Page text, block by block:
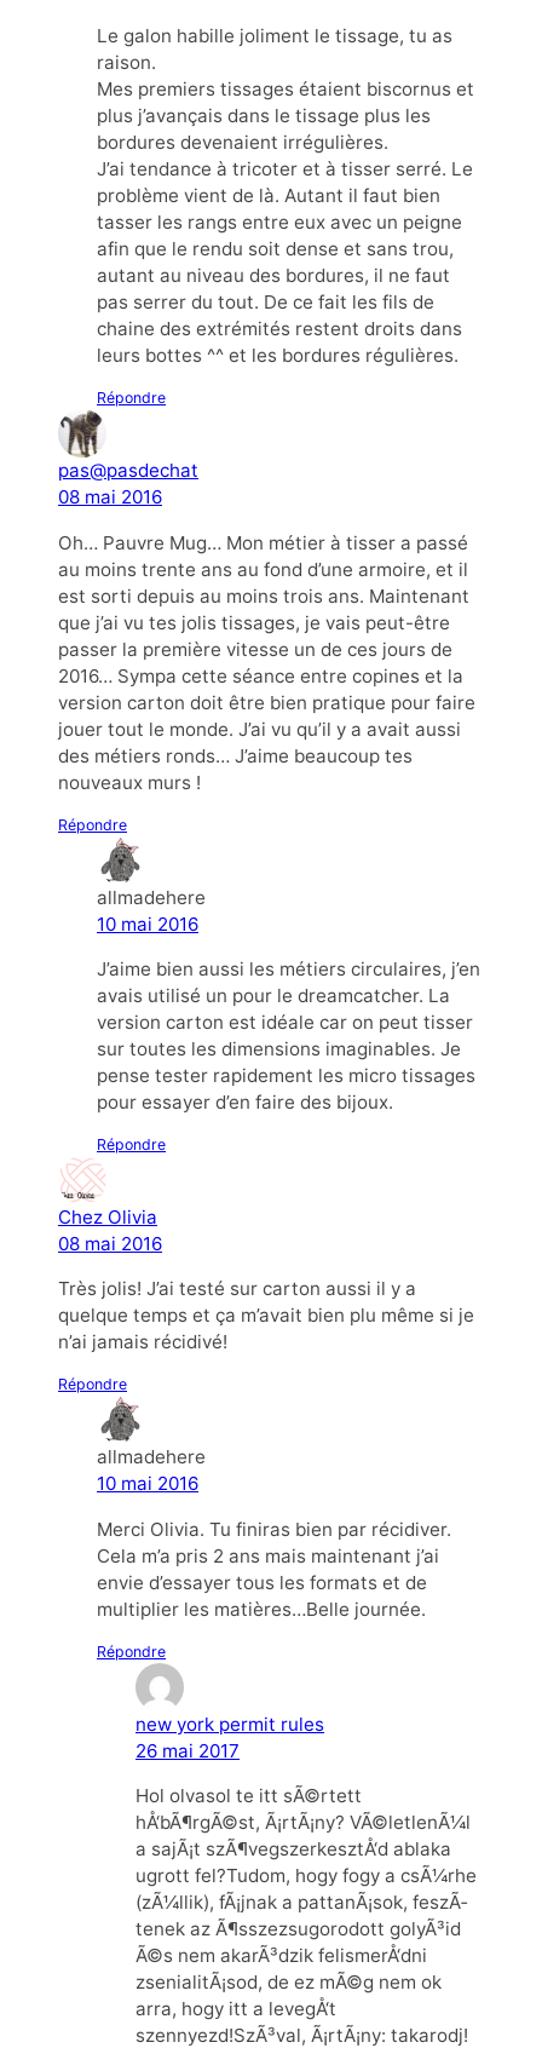
Le galon habille joliment le tissage, tu as
raison.
Mes premiers tissages étaient biscornus et
plus j’avançais dans le tissage plus les
bordures devenaient irrégulières.
J’ai tendance à tricoter et à tisser serré. Le
problème vient de là. Autant il faut bien
tasser les rangs entre eux avec un peigne
afin que le rendu soit dense et sans trou,
autant au niveau des bordures, il ne faut
pas serrer du tout. De ce fait les fils de
chaine des extrémités restent droits dans
leurs bottes ^^ et les bordures régulières.
Répondre
pas@pasdechat
08 mai 2016
Oh… Pauvre Mug… Mon métier à tisser a passé
au moins trente ans au fond d’une armoire, et il
est sorti depuis au moins trois ans. Maintenant
que j’ai vu tes jolis tissages, je vais peut-être
passer la première vitesse un de ces jours de
2016… Sympa cette séance entre copines et la
version carton doit être bien pratique pour faire
jouer tout le monde. J’ai vu qu’il y a avait aussi
des métiers ronds… J’aime beaucoup tes
nouveaux murs !
Répondre
allmadehere
10 mai 2016
J’aime bien aussi les métiers circulaires, j’en
avais utilisé un pour le dreamcatcher. La
version carton est idéale car on peut tisser
sur toutes les dimensions imaginables. Je
pense tester rapidement les micro tissages
pour essayer d’en faire des bijoux.
Répondre
Chez Olivia
08 mai 2016
Très jolis! J’ai testé sur carton aussi il y a
quelque temps et ça m’avait bien plu même si je
n’ai jamais récidivé!
Répondre
allmadehere
10 mai 2016
Merci Olivia. Tu finiras bien par récidiver.
Cela m’a pris 2 ans mais maintenant j’ai
envie d’essayer tous les formats et de
multiplier les matières…Belle journée.
Répondre
new york permit rules
26 mai 2017
Hol olvasol te itt sÃ©rtett
hÅ‘bÃ¶rgÃ©st, Ã¡rtÃ¡ny? VÃ©letlenÃ¼l
a sajÃ¡t szÃ¶vegszerkesztÅ‘d ablaka
ugrott fel?Tudom, hogy fogy a csÃ¼rhe
(zÃ¼llik), fÃ¡jnak a pattanÃ¡sok, feszÃ­
tenek az Ã¶sszezsugorodott golyÃ³id
Ã©s nem akarÃ³dzik felismerÅ‘dni
zsenialitÃ¡sod, de ez mÃ©g nem ok
arra, hogy itt a levegÅ‘t
szennyezd!SzÃ³val, Ã¡rtÃ¡ny: takarodj!